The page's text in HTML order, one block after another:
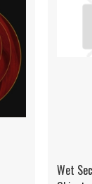
Wet